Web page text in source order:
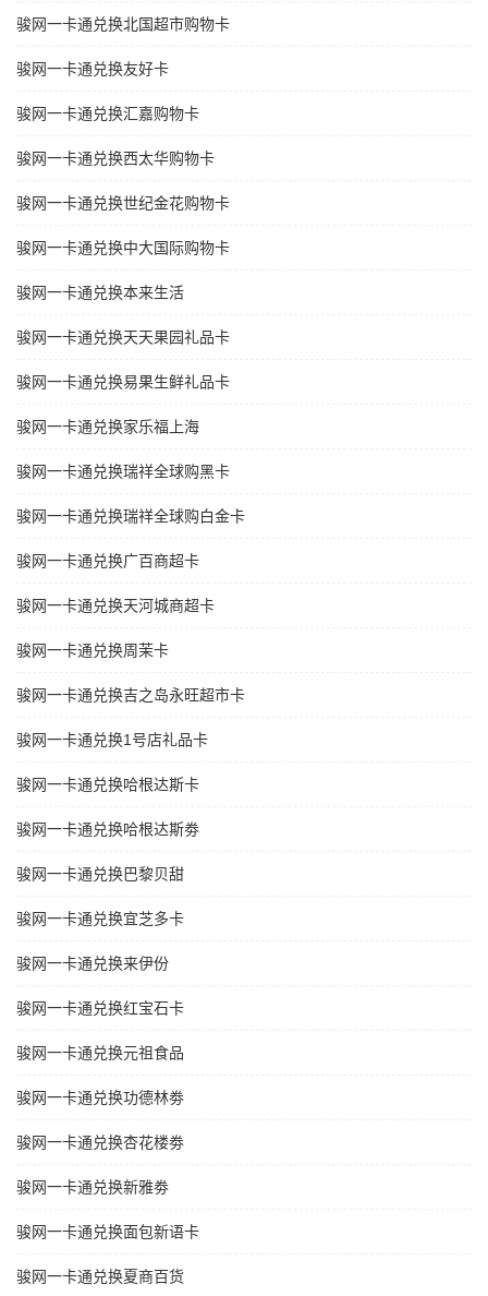
骏网一卡通兑换北国超市购物卡
骏网一卡通兑换友好卡
骏网一卡通兑换汇嘉购物卡
骏网一卡通兑换西太华购物卡
骏网一卡通兑换世纪金花购物卡
骏网一卡通兑换中大国际购物卡
骏网一卡通兑换本来生活
骏网一卡通兑换天天果园礼品卡
骏网一卡通兑换易果生鲜礼品卡
骏网一卡通兑换家乐福上海
骏网一卡通兑换瑞祥全球购黑卡
骏网一卡通兑换瑞祥全球购白金卡
骏网一卡通兑换广百商超卡
骏网一卡通兑换天河城商超卡
骏网一卡通兑换周茉卡
骏网一卡通兑换吉之岛永旺超市卡
骏网一卡通兑换1号店礼品卡
骏网一卡通兑换哈根达斯卡
骏网一卡通兑换哈根达斯劵
骏网一卡通兑换巴黎贝甜
骏网一卡通兑换宜芝多卡
骏网一卡通兑换来伊份
骏网一卡通兑换红宝石卡
骏网一卡通兑换元祖食品
骏网一卡通兑换功德林劵
骏网一卡通兑换杏花楼劵
骏网一卡通兑换新雅劵
骏网一卡通兑换面包新语卡
骏网一卡通兑换夏商百货